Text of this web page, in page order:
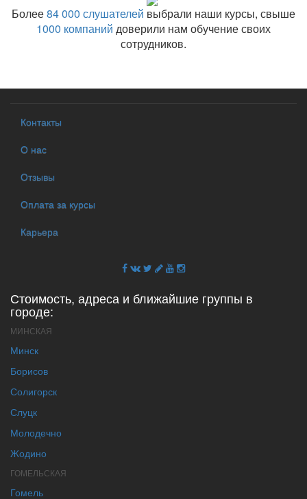
Более84 000 слушателей выбрали наши курсы, свыше
1000 компаний доверили нам обучение своих
сотрудников.
Контакты
О нас
Отзывы
Оплата за курсы
Карьера
Стоимость, адреса и ближайшие группы в
городе:
МИНСКАЯ
Минск
Борисов
Солигорск
Слуцк
Молодечно
Жодино
ГОМЕЛЬСКАЯ
Гомель